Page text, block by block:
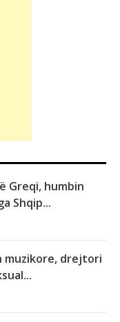
Greqi, humbin
Shqip...
muzikore, drejtori